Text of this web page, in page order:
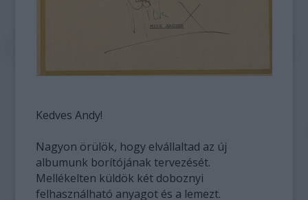
Kedves Andy!
Nagyon örülök, hogy elvállaltad az új
albumunk borítójának tervezését.
Mellékelten küldök két doboznyi
felhasználható anyagot és a lemezt.